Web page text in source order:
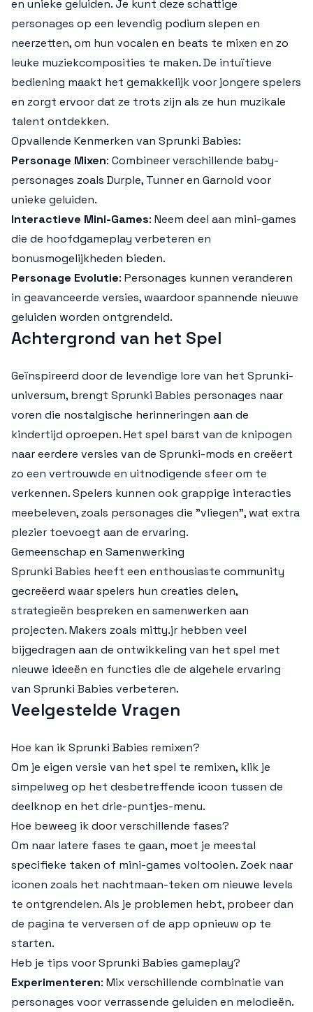
en unieke geluiden. Je kunt deze schattige
personages op een levendig podium slepen en
neerzetten, om hun vocalen en beats te mixen en zo
leuke muziekcomposities te maken. De intuïtieve
bediening maakt het gemakkelijk voor jongere spelers
en zorgt ervoor dat ze trots zijn als ze hun muzikale
talent ontdekken.
Opvallende Kenmerken van Sprunki Babies:
Personage Mixen: Combineer verschillende baby-
personages zoals Durple, Tunner en Garnold voor
unieke geluiden.
Interactieve Mini-Games: Neem deel aan mini-games
die de hoofdgameplay verbeteren en
bonusmogelijkheden bieden.
Personage Evolutie: Personages kunnen veranderen
in geavanceerde versies, waardoor spannende nieuwe
geluiden worden ontgrendeld.
Achtergrond van het Spel
Geïnspireerd door de levendige lore van het Sprunki-
universum, brengt Sprunki Babies personages naar
voren die nostalgische herinneringen aan de
kindertijd oproepen. Het spel barst van de knipogen
naar eerdere versies van de Sprunki-mods en creëert
zo een vertrouwde en uitnodigende sfeer om te
verkennen. Spelers kunnen ook grappige interacties
meebeleven, zoals personages die "vliegen", wat extra
plezier toevoegt aan de ervaring.
Gemeenschap en Samenwerking
Sprunki Babies heeft een enthousiaste community
gecreëerd waar spelers hun creaties delen,
strategieën bespreken en samenwerken aan
projecten. Makers zoals mitty.jr hebben veel
bijgedragen aan de ontwikkeling van het spel met
nieuwe ideeën en functies die de algehele ervaring
van Sprunki Babies verbeteren.
Veelgestelde Vragen
Hoe kan ik Sprunki Babies remixen?
Om je eigen versie van het spel te remixen, klik je
simpelweg op het desbetreffende icoon tussen de
deelknop en het drie-puntjes-menu.
Hoe beweeg ik door verschillende fases?
Om naar latere fases te gaan, moet je meestal
specifieke taken of mini-games voltooien. Zoek naar
iconen zoals het nachtmaan-teken om nieuwe levels
te ontgrendelen. Als je problemen hebt, probeer dan
de pagina te verversen of de app opnieuw op te
starten.
Heb je tips voor Sprunki Babies gameplay?
Experimenteren: Mix verschillende combinatie van
personages voor verrassende geluiden en melodieën.